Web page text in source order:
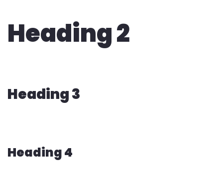
Heading 2
Heading 3
Heading 4